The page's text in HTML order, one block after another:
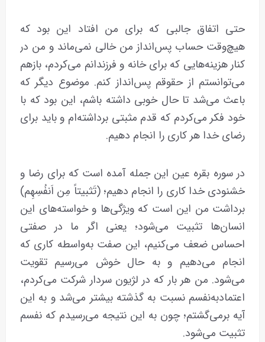
حتی اتفاق جالبی که برای من افتاد این‌ بود‌ که
هیچ‌وقت حساب پس‌انداز من خالی نمی‌ماند و من در
کنار هزینه‌هایی که برای خانه و فرزندانم می‌کردم، بازهم
می‌توانستم از حقوقم پس‌انداز کنم. موضوع دیگر که
باعث می‌شد تا حال خوبی داشته باشم، این بود که با
خود فکر می‌کردم که قدم مثبتی برداشته‌ام و باید برای
رضای خدا هر کاری را انجام دهیم.
در سوره بقره عین این جمله آمده است که برای رضا و
خشنودی خدا کاری را انجام دهیم؛ (تَثبیتاً مِن اَنفُسِهِم)
برداشت من این است که ویژگی‌ها و خواسته‌های این
انسان‌ها تثبیت می‌شود؛ یعنی اگر ما در صفتی
احساس ضعف می‌کنیم، این صفت به‌واسطه کاری که
انجام می‌دهیم و به حال خوش می‌رسیم تقویت
می‌شود. من هر بار که در لژیون سردار شرکت می‌کردم،
اعتماد‌به‌نفسم نسبت به گذشته بیشتر می‌شد و به این
آیه برمی‌گشتم؛ چون به این نتیجه می‌رسیدم که نفسم
تثبیت می‌شود.